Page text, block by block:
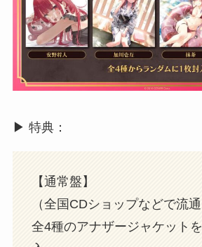
▶︎ 特典：
【通常盤】
（全国CDショップなどで流通
全4種のアナザージャケット